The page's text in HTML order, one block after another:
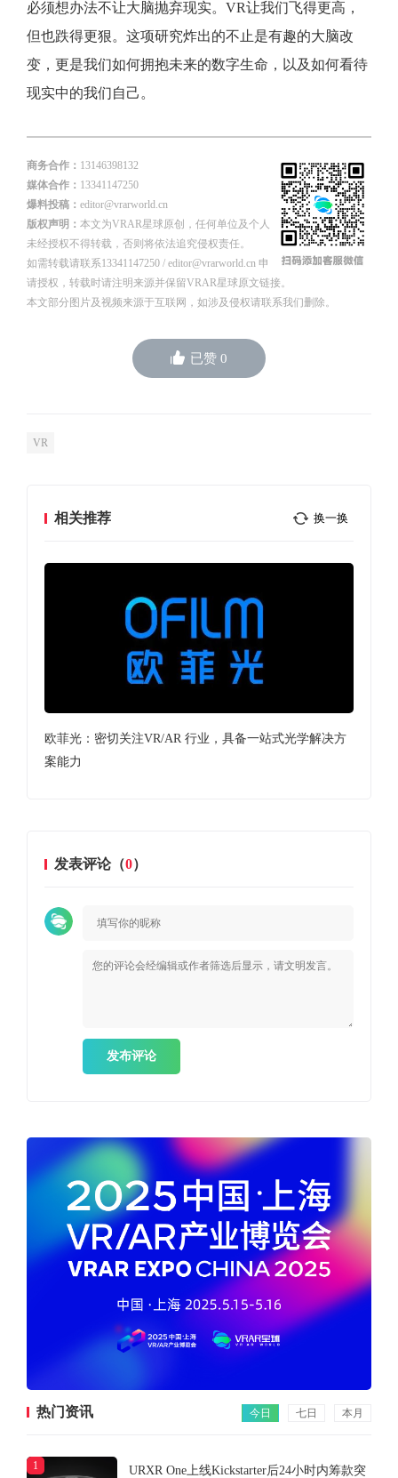
必须想办法不让大脑抛弃现实。VR让我们飞得更高，
但也跌得更狠。这项研究炸出的不止是有趣的大脑改
变，更是我们如何拥抱未来的数字生命，以及如何看待
现实中的我们自己。
商务合作： 13146398132
媒体合作： 13341147250
爆料投稿： editor@vrarworld.cn
版权声明： 本文为VRAR星球原创，任何单位及个人
未经授权不得转载，否则将依法追究侵权责任。
如需转载请联系13341147250 / editor@vrarworld.cn 申
请授权，转载时请注明来源并保留VRAR星球原文链接。
本文部分图片及视频来源于互联网，如涉及侵权请联系我们删除。
已赞 0
VR
相关推荐 换一换
欧菲光：密切关注VR/AR 行业，具备一站式光学解决方
案能力
发表评论（0）
发布评论
热门资讯 今日 七日 本月
1
URXR One上线Kickstarter后24小时内筹款突